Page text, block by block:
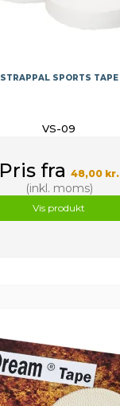
STRAPPAL SPORTS TAPE
VS-09
Pris fra 48,00 kr.
(inkl. moms)
Vis produkt